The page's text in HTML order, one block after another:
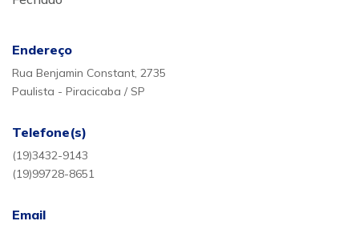
Endereço
Rua Benjamin Constant, 2735
Paulista - Piracicaba / SP
Telefone(s)
(19)3432-9143
(19)99728-8651
Email